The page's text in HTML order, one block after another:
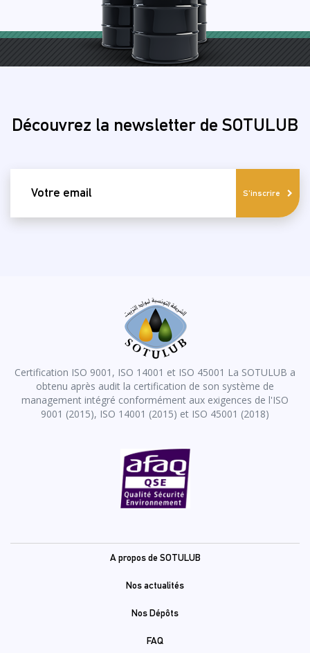
Découvrez la newsletter de SOTULUB
S'inscrire
Certification ISO 9001, ISO 14001 et ISO 45001 La SOTULUB a
obtenu après audit la certification de son système de
management intégré conformément aux exigences de l'ISO
9001 (2015), ISO 14001 (2015) et ISO 45001 (2018)
A propos de SOTULUB
Nos actualités
Nos Dépôts
FAQ